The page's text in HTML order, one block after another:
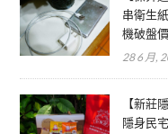
串衛生
機破盤
28 6 月,
【新莊
隱身民